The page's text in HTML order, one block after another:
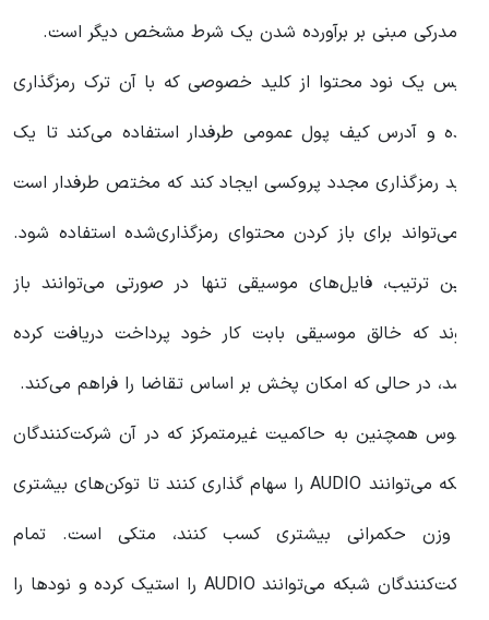
مدرکی مبنی بر برآورده شدن یک شرط مشخص دیگر است.
یک نود محتوا از کلید خصوصی که با آن ترک رمزگذاری
و آدرس کیف پول عمومی طرفدار استفاده می‌کند تا یک
رمزگذاری مجدد پروکسی ایجاد کند که مختص طرفدار است
می‌تواند برای باز کردن محتوای رمزگذاری‌شده استفاده شود.
ترتیب، فایل‌های موسیقی تنها در صورتی می‌توانند باز
که خالق موسیقی بابت کار خود پرداخت دریافت کرده
در حالی که امکان پخش بر اساس تقاضا را فراهم می‌کند.
همچنین به حاکمیت غیرمتمرکز که در آن شرکت‌کنندگان
شبکه می‌توانند AUDIO را سهام گذاری کنند تا توکن‌های بیشتری
وزن حکمرانی بیشتری کسب کنند، متکی است. تمام
شرکت‌کنندگان شبکه می‌توانند AUDIO را استیک کرده و نودها را